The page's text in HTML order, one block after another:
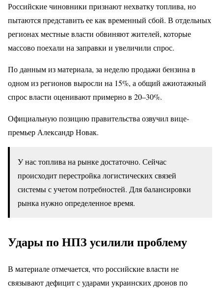
Российские чиновники признают нехватку топлива, но
пытаются представить ее как временный сбой. В отдельных
регионах местные власти обвиняют жителей, которые
массово поехали на заправки и увеличили спрос.
По данным из материала, за неделю продажи бензина в
одном из регионов выросли на 15%, а общий ажиотажный
спрос власти оценивают примерно в 20–30%.
Официальную позицию правительства озвучил вице-
премьер Александр Новак.
У нас топлива на рынке достаточно. Сейчас
происходит перестройка логистических связей
системы с учетом потребностей. Для балансировки
рынка нужно определенное время.
Удары по НПЗ усилили проблему
В материале отмечается, что российские власти не
связывают дефицит с ударами украинских дронов по